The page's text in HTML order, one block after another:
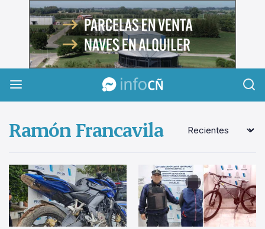
InfoCañuelas
Ramón Francavila